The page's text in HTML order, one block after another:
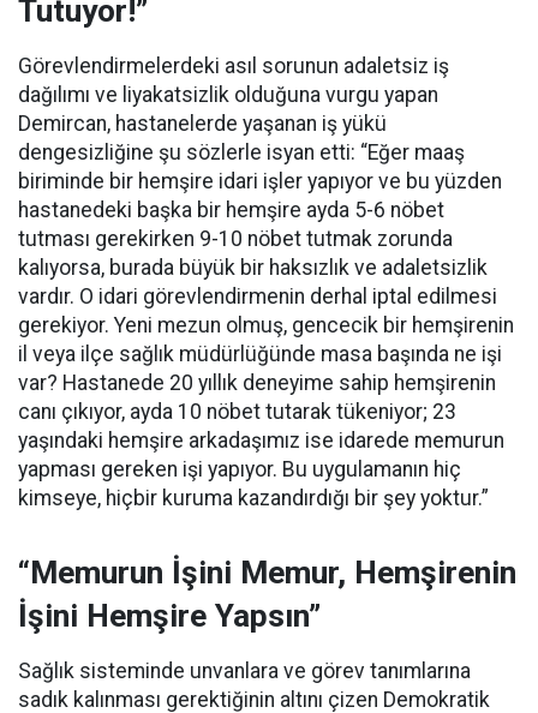
Tutuyor!”
Görevlendirmelerdeki asıl sorunun adaletsiz iş
dağılımı ve liyakatsizlik olduğuna vurgu yapan
Demircan, hastanelerde yaşanan iş yükü
dengesizliğine şu sözlerle isyan etti: “Eğer maaş
biriminde bir hemşire idari işler yapıyor ve bu yüzden
hastanedeki başka bir hemşire ayda 5-6 nöbet
tutması gerekirken 9-10 nöbet tutmak zorunda
kalıyorsa, burada büyük bir haksızlık ve adaletsizlik
vardır. O idari görevlendirmenin derhal iptal edilmesi
gerekiyor. Yeni mezun olmuş, gencecik bir hemşirenin
il veya ilçe sağlık müdürlüğünde masa başında ne işi
var? Hastanede 20 yıllık deneyime sahip hemşirenin
canı çıkıyor, ayda 10 nöbet tutarak tükeniyor; 23
yaşındaki hemşire arkadaşımız ise idarede memurun
yapması gereken işi yapıyor. Bu uygulamanın hiç
kimseye, hiçbir kuruma kazandırdığı bir şey yoktur.”
“Memurun İşini Memur, Hemşirenin
İşini Hemşire Yapsın”
Sağlık sisteminde unvanlara ve görev tanımlarına
sadık kalınması gerektiğinin altını çizen Demokratik